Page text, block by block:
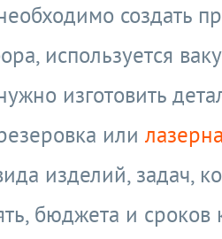
создать
используется
изготовить
или
изделий, задач,
бюджета и сроков